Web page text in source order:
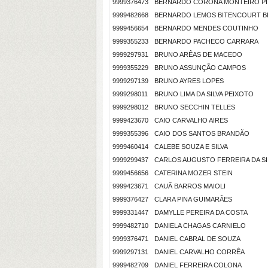
9999376473
BERNARDO CORONA MONTEIRO
9999482668
BERNARDO LEMOS BITENCOURT
9999456654
BERNARDO MENDES COUTINHO
9999355233
BERNARDO PACHECO CARRARA
9999297931
BRUNO ARÊAS DE MACEDO
9999355229
BRUNO ASSUNÇÃO CAMPOS
9999297139
BRUNO AYRES LOPES
9999298011
BRUNO LIMA DA SILVA PEIXOTO
9999298012
BRUNO SECCHIN TELLES
9999423670
CAIO CARVALHO AIRES
9999355396
CAIO DOS SANTOS BRANDÃO
9999460414
CALEBE SOUZA E SILVA
9999299437
CARLOS AUGUSTO FERREIRA DA
9999456656
CATERINA MOZER STEIN
9999423671
CAUÃ BARROS MAIOLI
9999376427
CLARA PINA GUIMARÃES
9999331447
DAMYLLE PEREIRA DA COSTA
9999482710
DANIELA CHAGAS CARNIELO
9999376471
DANIEL CABRAL DE SOUZA
9999297131
DANIEL CARVALHO CORRÊA
9999482709
DANIEL FERREIRA COLONA